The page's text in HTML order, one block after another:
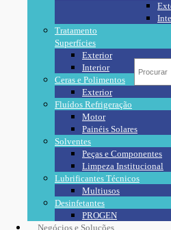
Tratamento
Superfícies
Exterior
Interior
Ceras e Polimentos
Exterior
Fluídos Refrigeração
Motor
Painéis Solares
Solventes
Peças e Componentes
Limpeza Institucional
Lubrificantes Técnicos
Multiusos
Desinfetantes
PROGEN
Negócios e Soluções